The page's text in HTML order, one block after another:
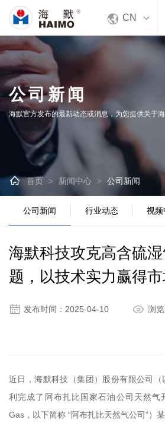
 CN
公司新闻
海默官方发布的最新动态或消息，为您提供关于海
 首页 > 新闻中心 > 公司新闻
公司新闻 行业动态 视
海默科技攻克高含硫
题，以技术实力赢得市
 发布时间：2025-04-10  浏
近日，海默科技（集团）股份有限公司（
利完成了阿布扎比国家石油公司天然气
Gas，以下简称 “阿布扎比天然气公司”）